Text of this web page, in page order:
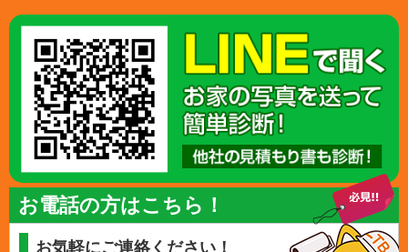
お電話の方はこちら！
お気軽にご連絡ください！